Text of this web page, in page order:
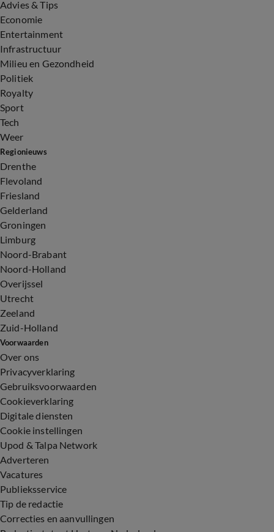
Advies & Tips
Economie
Entertainment
Infrastructuur
Milieu en Gezondheid
Politiek
Royalty
Sport
Tech
Weer
Regionieuws
Drenthe
Flevoland
Friesland
Gelderland
Groningen
Limburg
Noord-Brabant
Noord-Holland
Overijssel
Utrecht
Zeeland
Zuid-Holland
Voorwaarden
Over ons
Privacyverklaring
Gebruiksvoorwaarden
Cookieverklaring
Digitale diensten
Cookie instellingen
Upod & Talpa Network
Adverteren
Vacatures
Publieksservice
Tip de redactie
Correcties en aanvullingen